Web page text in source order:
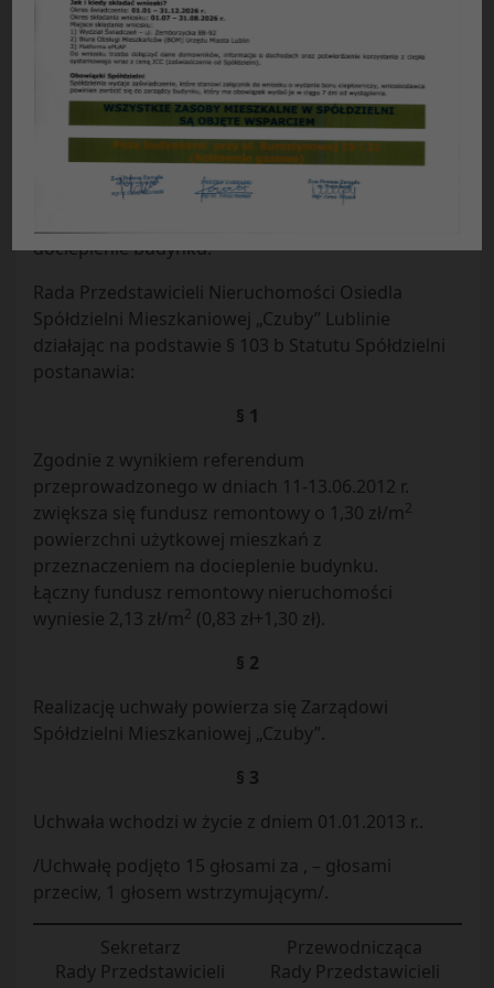
Uchwała Nr 19 / 2012
Rady Przedstawicieli Nieruchomości Osiedla
„WIDOK”
Spółdzielni Mieszkaniowej „CZUBY” w Lublinie
z dnia06.08.2012 r.
w sprawie: zwiększenia funduszu remontowego
docieplenie budynku.
Rada Przedstawicieli Nieruchomości Osiedla
Spółdzielni Mieszkaniowej „Czuby” Lublinie
działając na podstawie § 103 b Statutu Spółdzielni
postanawia:
§ 1
Zgodnie z wynikiem referendum
przeprowadzonego w dniach 11-13.06.2012 r.
zwiększa się fundusz remontowy o 1,30 zł/m2
powierzchni użytkowej mieszkań z
przeznaczeniem na docieplenie budynku.
Łączny fundusz remontowy nieruchomości
wyniesie 2,13 zł/m2 (0,83 zł+1,30 zł).
§ 2
Realizację uchwały powierza się Zarządowi
Spółdzielni Mieszkaniowej „Czuby”.
§ 3
Uchwała wchodzi w życie z dniem 01.01.2013 r..
/Uchwałę podjęto 15 głosami za , – głosami
przeciw, 1 głosem wstrzymującym/.
Sekretarz
Rady Przedstawicieli
Przewodnicząca
Rady Przedstawicieli